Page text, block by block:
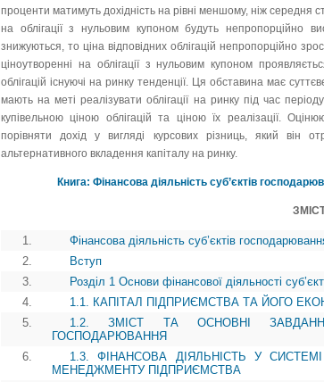
проценти матимуть дохідність на рівні меншому, ніж середня
на облігації з нульовим купоном будуть непропорційно
знижуються, то ціна відповідних облігацій непропорційно
ціноутворенні на облігації з нульовим купоном
облігацій існуючі на ринку тенденції. Ця обставина має
мають на меті реалізувати облігації на ринку під час
купівельною ціною облігацій та ціною їх реалізації.
порівняти дохід у вигляді курсових різниць, який він
альтернативного вкладення капіталу на ринку.
Книга: Фінансова діяльність суб’єктів
1.
Фінансова діяльність суб’єктів
2.
Вступ
3.
Розділ 1 Основи фінансової діяльності
4.
1.1. КАПІТАЛ ПІДПРИЄМСТВА ТА ЙОГО
5.
1.2. ЗМІСТ ТА ОСНОВНІ
ГОСПОДАРЮВАННЯ
6.
1.3. ФІНАНСОВА ДІЯЛЬНІСТЬ У
МЕНЕДЖМЕНТУ ПІДПРИЄМСТВА